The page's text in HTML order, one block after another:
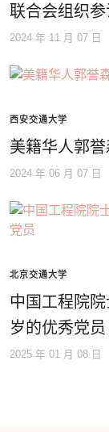
联合会组织
2024 年 11 月 07 日
西安交通大学
美籍华人郭
2024 年 06 月 07 日
北京交通大学
中国工程院
岁的优秀党员
2025 年 01 月 08 日